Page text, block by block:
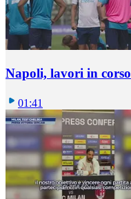
Napoli, lavori in corso
01:41